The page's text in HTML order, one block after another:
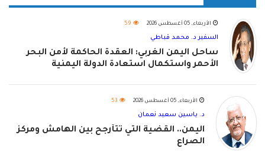
الأربعاء, 05 أغسطس 2026 59
السفير د. محمد قباطي
ساحل اليمن الغربي: العقدة الحاكمة لأمن البحر
الأحمر واستكمال استعادة الدولة اليمنية
الأربعاء, 05 أغسطس 2026 53
د. ياسين سعيد نعمان
اليمن.. القضية التي تتأرجح بين الهامش ومركز
الصراع